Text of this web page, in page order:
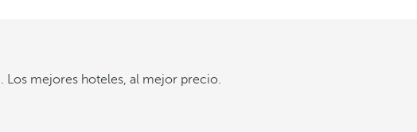
Los mejores hoteles, al mejor precio.